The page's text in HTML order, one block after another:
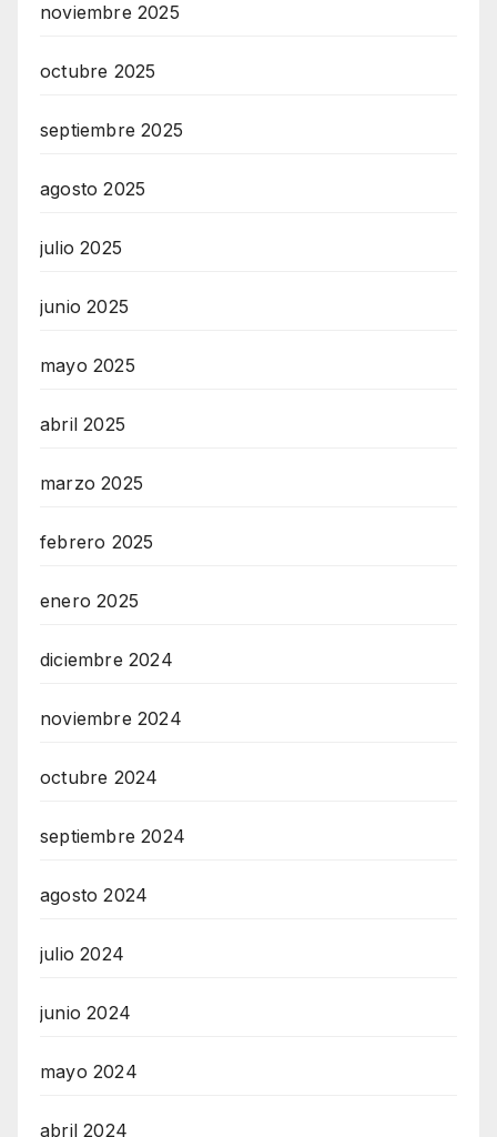
noviembre 2025
octubre 2025
septiembre 2025
agosto 2025
julio 2025
junio 2025
mayo 2025
abril 2025
marzo 2025
febrero 2025
enero 2025
diciembre 2024
noviembre 2024
octubre 2024
septiembre 2024
agosto 2024
julio 2024
junio 2024
mayo 2024
abril 2024